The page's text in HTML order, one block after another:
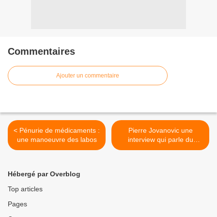
Commentaires
Ajouter un commentaire
< Pénurie de médicaments :
une manoeuvre des labos
Pierre Jovanovic une
interview qui parle du
Nouvel Ordre Mondial >
Hébergé par Overblog
Top articles
Pages